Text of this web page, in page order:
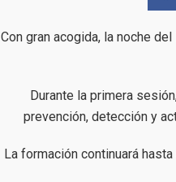
Con gran acogida, la noche
Durante la primera
prevención, detección y
La formación continuará